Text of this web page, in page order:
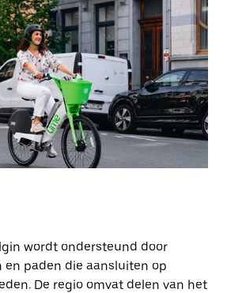
wordt ondersteund door
paden die aansluiten op
De regio omvat delen van het